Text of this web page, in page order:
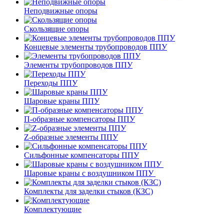
Неподвижные опоры
Скользящие опоры
Концевые элементы трубопроводов ППУ
Элементы трубопроводов ППУ
Переходы ППУ
Шаровые краны ППУ
П-образные компенсаторы ППУ
Z-образные элементы ППУ
Сильфонные компенсаторы ППУ
Шаровые краны с воздушником ППУ
Комплекты для заделки стыков (КЗС)
Комплектующие